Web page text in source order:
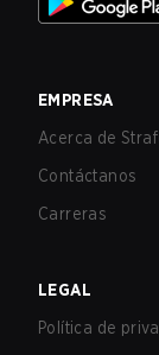
EMPRESA
Acerca de
Contáctanos
Carreras
LEGAL
Política de